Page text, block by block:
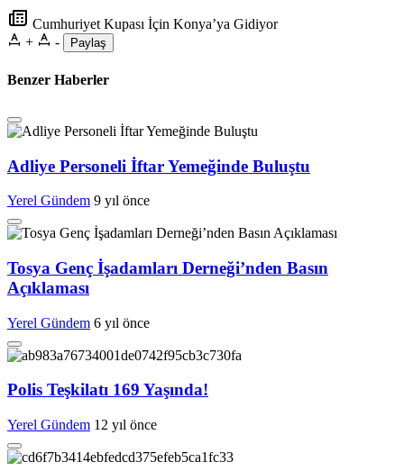
Cumhuriyet Kupası İçin Konya’ya Gidiyor
+
- Paylaş
Benzer Haberler
Adliye Personeli İftar Yemeğinde Buluştu
Yerel Gündem 9 yıl önce
Tosya Genç İşadamları Derneği’nden Basın
Açıklaması
Yerel Gündem 6 yıl önce
Polis Teşkilatı 169 Yaşında!
Yerel Gündem 12 yıl önce